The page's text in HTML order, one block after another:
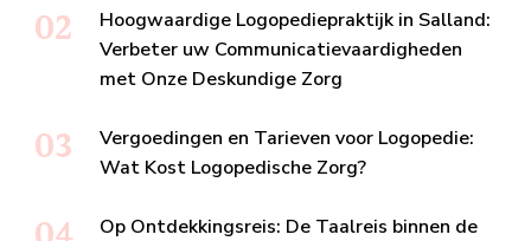
Hoogwaardige Logopediepraktijk in Salland:
Verbeter uw Communicatievaardigheden
met Onze Deskundige Zorg
Vergoedingen en Tarieven voor Logopedie:
Wat Kost Logopedische Zorg?
Op Ontdekkingsreis: De Taalreis binnen de